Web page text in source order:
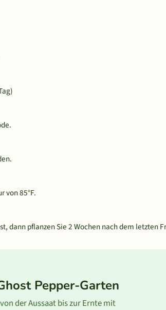
von 85°F.
dann pflanzen Sie 2 Wochen nach dem letzten
Pepper-Garten
der Aussaat bis zur Ernte mit